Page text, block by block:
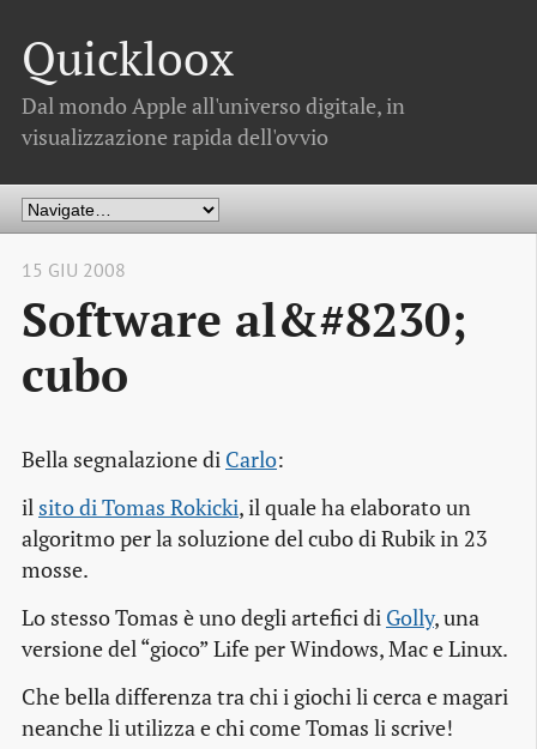
Quickloox
Dal mondo Apple all'universo digitale, in
visualizzazione rapida dell'ovvio
15 GIU 2008
Software al&#8230;
cubo
Bella segnalazione di Carlo:
il sito di Tomas Rokicki, il quale ha elaborato un
algoritmo per la soluzione del cubo di Rubik in 23
mosse.
Lo stesso Tomas è uno degli artefici di Golly, una
versione del “gioco” Life per Windows, Mac e Linux.
Che bella differenza tra chi i giochi li cerca e magari
neanche li utilizza e chi come Tomas li scrive!